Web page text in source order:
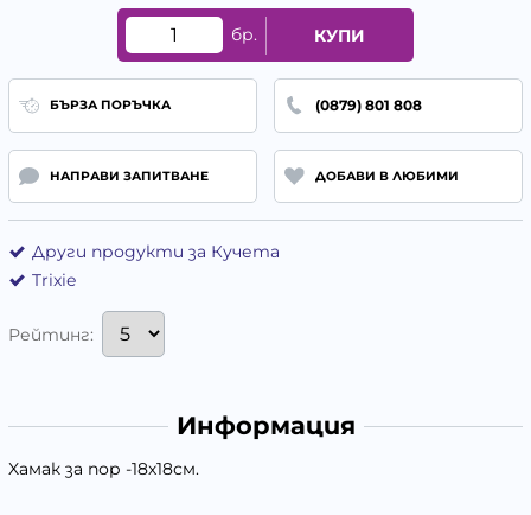
бр. КУПИ
БЪРЗА ПОРЪЧКА (0879) 801 808
НАПРАВИ ЗАПИТВАНЕ ДОБАВИ В ЛЮБИМИ
Други продукти за Кучета
Trixie
Рейтинг:
Информация
Xамак за пор -18х18см.